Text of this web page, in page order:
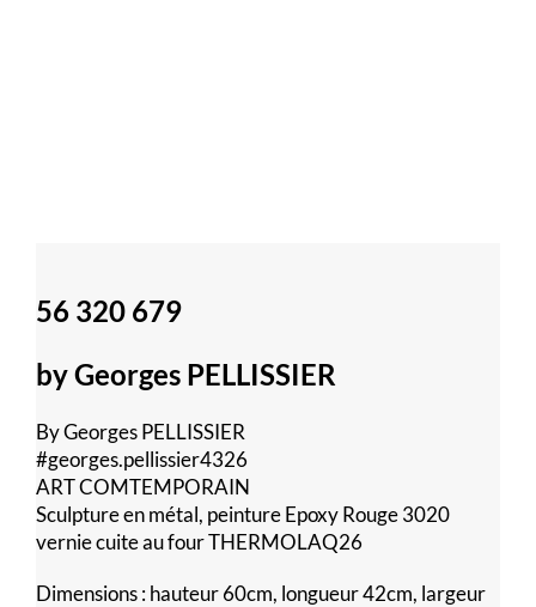
56 320 679
by Georges PELLISSIER
By Georges PELLISSIER
#georges.pellissier4326
ART COMTEMPORAIN
Sculpture en métal, peinture Epoxy Rouge 3020
vernie cuite au four THERMOLAQ26
Dimensions : hauteur 60cm, longueur 42cm, largeur